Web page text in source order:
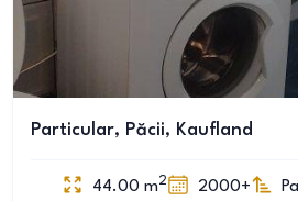
Particular, Păcii, Kaufland
44.00 m2 2000+